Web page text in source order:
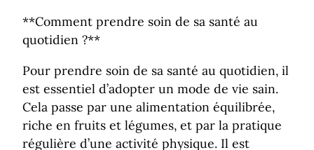
**Comment prendre soin de sa santé au
quotidien ?**
Pour prendre soin de sa santé au quotidien, il
est essentiel d’adopter un mode de vie sain.
Cela passe par une alimentation équilibrée,
riche en fruits et légumes, et par la pratique
régulière d’une activité physique. Il est